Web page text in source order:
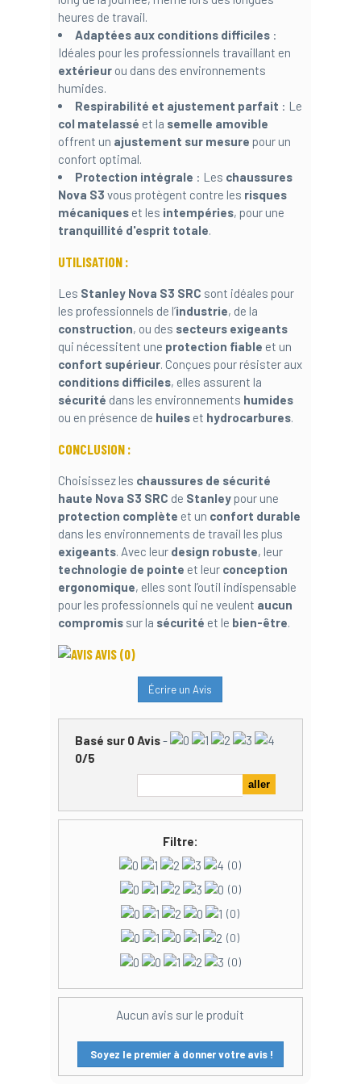
heures de travail.
Adaptées aux conditions difficiles:
Idéales pour les professionnels travaillant en
extérieurou dans des environnements
humides.
Respirabilité et ajustement parfait : Le
col matelassé et la semelle amovible
offrent un ajustement sur mesure pour un
confort optimal.
Protection intégrale : Les chaussures
Nova S3 vous protègent contre les risques
mécaniqueset les intempéries, pour une
tranquillité d'esprit totale
UTILISATION :
Les Stanley Nova S3 SRC sont idéales pour
les professionnels de l’industrie, de la
construction, ou des secteurs exigeants
qui nécessitent une protection fiable et un
confort supérieur. Conçues pour résister aux
conditions difficiles, elles assurent la
sécurité dans les environnements humides
ou en présence de huileset hydrocarbures.
CONCLUSION :
Choisissez les chaussures de sécurité
haute Nova S3 SRC de Stanleypour une
protection complète et un confort durable
dans les environnements de travail les plus
exigeants. Avec leur design robuste, leur
technologie de pointe et leur conception
ergonomique, elles sont l’outil indispensable
pour les professionnels qui ne veulent aucun
compromissur la sécurité et le bien-être
AVIS (0)
Écrire un Avis
Basé sur 0Avis-
0/5
Filtre:
(0)
(0)
(0)
(0)
(0)
Aucun avis sur le produit
Soyez le premier à donner votre avis !